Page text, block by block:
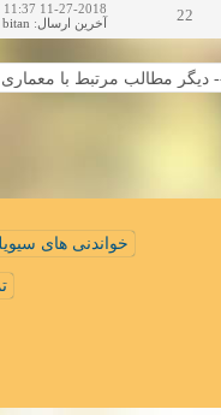
22
11-27-2018 11:37 AM
آخرین ارسال:
bitan
خواندنی های